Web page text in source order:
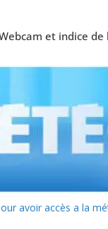
et indice
avoir accès a la